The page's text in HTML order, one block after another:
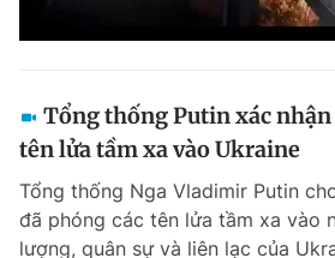
Tổng thống Putin xác
tên lửa tầm xa vào Ukraine
Tổng thống Nga Vladimir Putin
đã phóng các tên lửa tầm xa vào
lượng, quân sự và liên lạc của